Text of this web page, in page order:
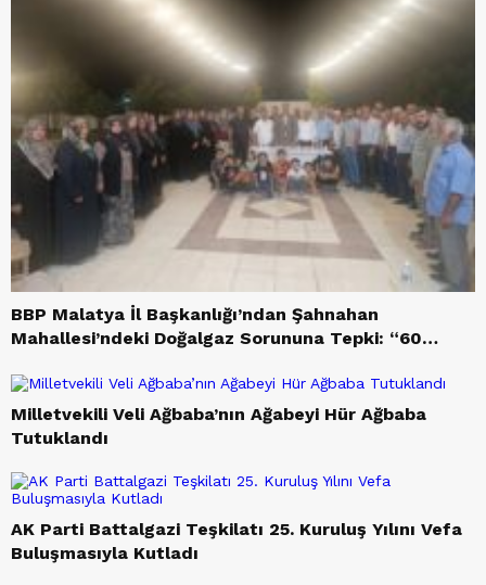
BBP Malatya İl Başkanlığı’ndan Şahnahan
Mahallesi’ndeki Doğalgaz Sorununa Tepki: “60
Milletvekili Veli Ağbaba’nın Ağabeyi Hür Ağbaba
Tutuklandı
AK Parti Battalgazi Teşkilatı 25. Kuruluş Yılını Vefa
Buluşmasıyla Kutladı